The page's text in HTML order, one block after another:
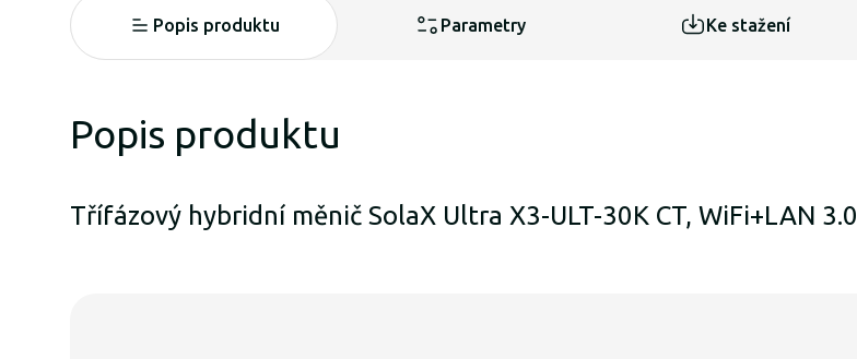
Popis produktu Parametry Ke stažení
Popis produktu
Třífázový hybridní měnič SolaX Ultra X3-ULT-30K CT, WiFi+LAN 3.0